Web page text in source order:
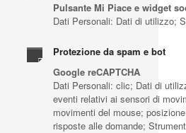
Pulsante Mi Piace e widget
Dati Personali: Dati di utilizzo;
Protezione da spam e bot
Google reCAPTCHA
Dati Personali: clic; Dati di
eventi relativi ai sensori di
movimenti del mouse;
risposte alle domande;